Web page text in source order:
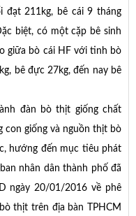
đạt 211kg, bê cái 9 tháng
biệt, có một cặp bê sinh
giữa bò cái HF với tinh bò
bê đực 27kg, đến nay bê
đàn bò thịt giống chất
con giống và nguồn thịt bò
hướng đến mục tiêu phát
nhân dân thành phố đã
ngày 20/01/2016 về phê
thịt trên địa bàn TPHCM